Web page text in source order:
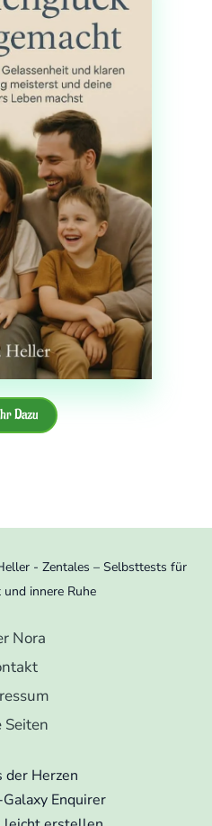
Dazu
- Zentales – Selbsttests für
innere Ruhe
Nora
der Herzen
Enquirer